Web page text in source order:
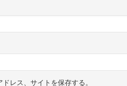
レス、サイトを保存する。